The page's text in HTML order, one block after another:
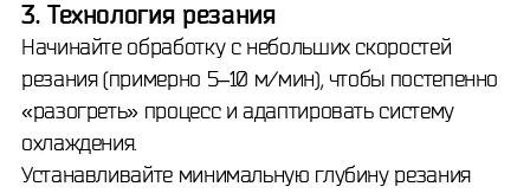
3. Технология резания
Начинайте обработку с небольших скоростей
резания (примерно 5–10 м/мин), чтобы постепенно
«разогреть» процесс и адаптировать систему
охлаждения.
Устанавливайте минимальную глубину резания